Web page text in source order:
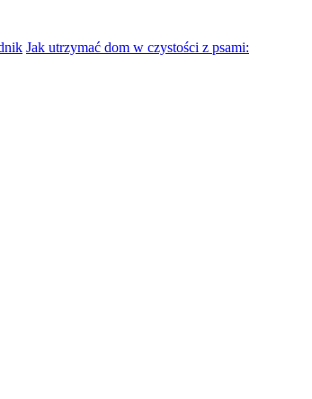
Jak utrzymać dom w czystości z psami: